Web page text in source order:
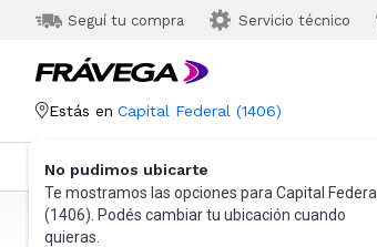
Seguí tu compra Servicio técnico
Estás en Capital Federal (1406)
No pudimos ubicarte
Te mostramos las opciones para Capital Federal
(1406). Podés cambiar tu ubicación cuando
quieras.
Categorías Más Vendidos
Frávega Informática Accesorios de Informática